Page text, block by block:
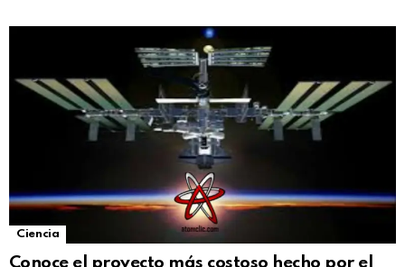
Ciencia
Conoce el proyecto más costoso hecho por el